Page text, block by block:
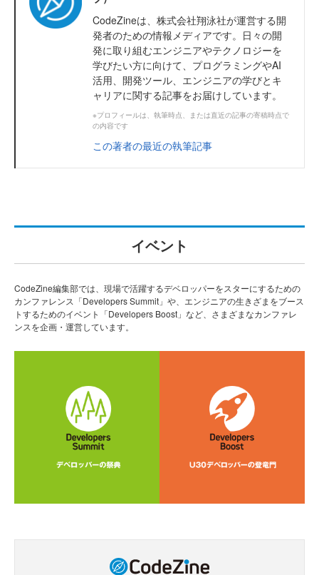
CodeZineは、株式会社翔泳社が運営する開
発者のための情報メディアです。日々の開
発に取り組むエンジニアやテクノロジーを
学びたい方に向けて、プログラミングやAI
活用、開発ツール、エンジニアの学びとキ
ャリアに関する記事をお届けしています。
※プロフィールは、執筆時点、または直近の記事の寄稿時点で
の内容です
この著者の最近の執筆記事
イベント
CodeZine編集部では、現場で活躍するデベロッパーをスターにするための
カンファレンス「Developers Summit」や、エンジニアの生きざまをブース
トするためのイベント「Developers Boost」など、さまざまなカンファレ
ンスを企画・運営しています。